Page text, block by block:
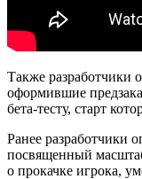
Также разработчики
оформившие
бета-тесту, старт
Ранее разработчики
посвященный
о прокачке игрока,